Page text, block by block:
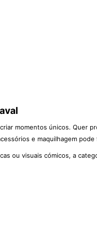
momentos únicos. Quer
e maquilhagem
ou visuais cómicos, a